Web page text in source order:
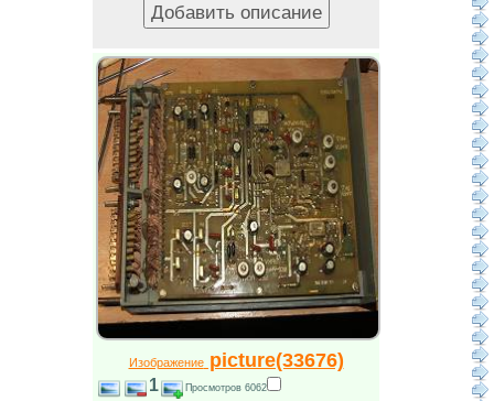
Изображениеpicture(33676)
1 Просмотров 6062